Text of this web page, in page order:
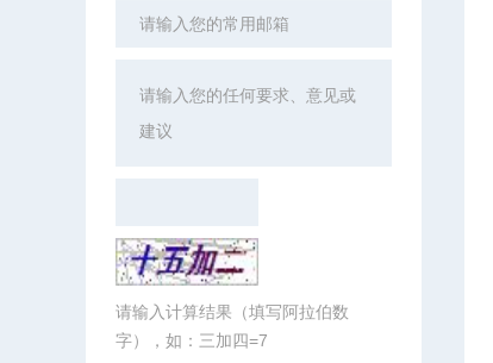
请输入计算结果（填写阿拉伯数
字），如：三加四=7